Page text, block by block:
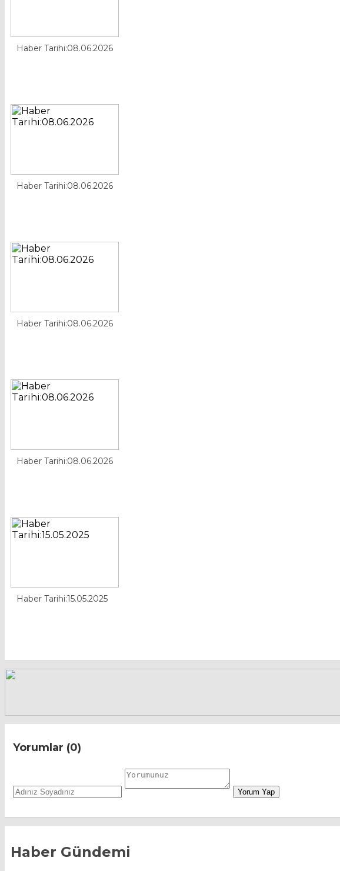
Haber Tarihi:08.06.2026
Haber Tarihi:08.06.2026
Haber Tarihi:08.06.2026
Haber Tarihi:08.06.2026
Haber Tarihi:15.05.2025
Yorumlar (0)
Haber Gündemi